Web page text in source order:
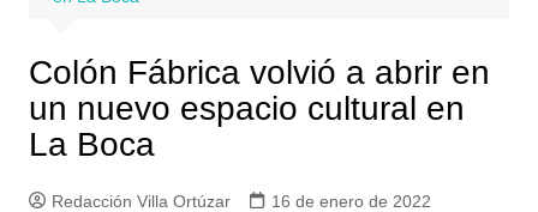
Colón Fábrica volvió a abrir en
un nuevo espacio cultural en
La Boca
Redacción Villa Ortúzar
16 de enero de 2022